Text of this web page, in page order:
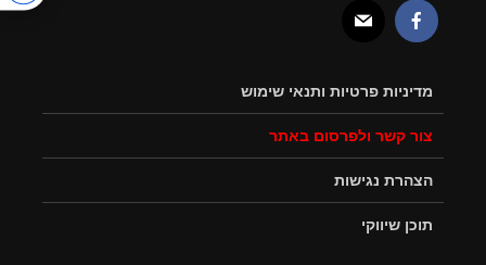
מדיניות פרטיות ותנאי שימוש
צור קשר ולפרסום באתר
הצהרת נגישות
תוכן שיווקי